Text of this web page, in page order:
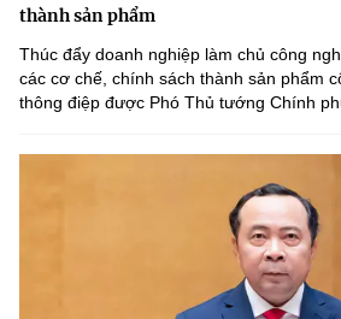
thành sản phẩm
Thúc đẩy doanh nghiệp làm chủ công
các cơ chế, chính sách thành sản phẩm
thông điệp được Phó Thủ tướng Chính